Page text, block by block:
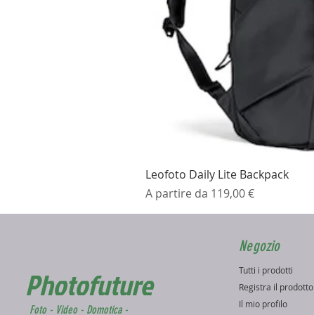
Leofoto Daily Lite Backpack
A partire da 119,00 €
Prezzo scontato
Photofuture
Foto - Video - Domotica -
Negozio
Tutti i prodotti
Registra il prodotto
Il mio profilo